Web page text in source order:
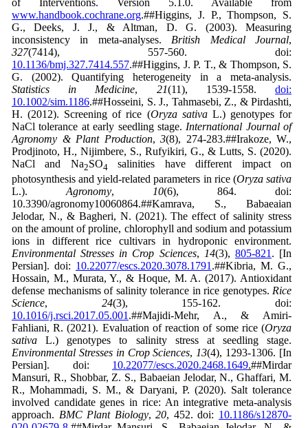
of Interventions. Version 5.1.0. Available from
www.handbook.cochrane.org.##Higgins, J. P., Thompson, S.
G., Deeks, J. J., & Altman, D. G. (2003). Measuring
inconsistency in meta-analyses. British Medical Journal,
327(7414), 557-560. doi:
10.1136/bmj.327.7414.557.##Higgins, J. P. T., & Thompson, S.
G. (2002). Quantifying heterogeneity in a meta-analysis.
Statistics in Medicine, 21(11), 1539-1558.doi:
10.1002/sim.1186.##Hosseini, S. J., Tahmasebi, Z., & Pirdashti,
H. (2012). Screening of rice (Oryza sativa L.) genotypes for
NaCl tolerance at early seedling stage. International Journal of
Agronomy & Plant Production, 3(8), 274-283.##Irakoze, W.,
Prodjinoto, H., Nijimbere, S., Rufyikiri, G., & Lutts, S. (2020).
NaCl and Na2SO4 salinities have different impact on
photosynthesis and yield-related parameters in rice (Oryza sativa
L.). Agronomy, 10(6), 864. doi:
10.3390/agronomy10060864.##Kamrava, S., Babaeaian
Jelodar, N., & Bagheri, N. (2021). The effect of salinity stress
on the amount of proline, chlorophyll and sodium and potassium
ions in different rice cultivars in hydroponic environment.
Environmental Stresses in Crop Sciences, 14(3), 805-821 . [In
Persian]. doi: 10.22077/escs.2020.3078.1791 .##Kibria, M. G.,
Hossain, M., Murata, Y., & Hoque, M. A. (2017). Antioxidant
defense mechanisms of salinity tolerance in rice genotypes. Rice
Science, 24(3), 155-162. doi:
10.1016/j.rsci.2017.05.001 .##Majidi-Mehr, A., & Amiri-
Fahliani, R. (2021). Evaluation of reaction of some rice (Oryza
sativaL.) genotypes to salinity stress at seedling stage.
Environmental Stresses in Crop Sciences, 13(4), 1293-1306. [In
Persian]. doi: 10.22077/escs.2020.2468.1649.##Mirdar
Mansuri, R., Shobbar, Z. S., Babaeian Jelodar, N., Ghaffari, M.
R., Mohammadi, S. M., & Daryani, P. (2020). Salt tolerance
involved candidate genes in rice: An integrative meta-analysis
approach. BMC Plant Biology,20, 452. doi: 10.1186/s12870-